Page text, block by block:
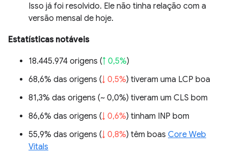
Isso já foi resolvido. Ele não tinha relação com a
versão mensal de hoje.
Estatísticas notáveis
18.445.974 origens (↑ 0,5%)
68,6% das origens (↓ 0,5%) tiveram uma LCP boa
81,3% das origens (~ 0,0%) tiveram um CLS bom
86,6% das origens (↓ 0,6%) tinham INP bom
55,9% das origens (↓ 0,8%) têm boas Core Web
Vitals